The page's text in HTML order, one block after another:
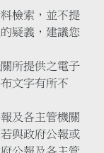
檢索，並不提
疑義，建議您
所提供之電子
文字有所不
及各主管機關
與政府公報或
公報及各主管